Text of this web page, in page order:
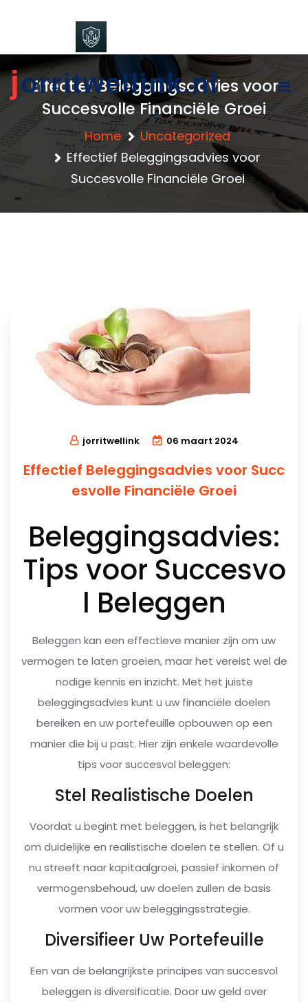
jorritwellink.nl
Effectief Beleggingsadvies voor
Succesvolle Financiële Groei
Home
Uncategorized
Effectief Beleggingsadvies voor
Succesvolle Financiële Groei
jorritwellink 06 maart 2024
Effectief Beleggingsadvies voor Succ
esvolle Financiële Groei
Beleggingsadvies:
Tips voor Succesvo
l Beleggen
Beleggen kan een effectieve manier zijn om uw
vermogen te laten groeien, maar het vereist wel de
nodige kennis en inzicht. Met het juiste
beleggingsadvies kunt u uw financiële doelen
bereiken en uw portefeuille opbouwen op een
manier die bij u past. Hier zijn enkele waardevolle
tips voor succesvol beleggen:
Stel Realistische Doelen
Voordat u begint met beleggen, is het belangrijk
om duidelijke en realistische doelen te stellen. Of u
nu streeft naar kapitaalgroei, passief inkomen of
vermogensbehoud, uw doelen zullen de basis
vormen voor uw beleggingsstrategie.
Diversifieer Uw Portefeuille
Een van de belangrijkste principes van succesvol
beleggen is diversificatie. Door uw geld over